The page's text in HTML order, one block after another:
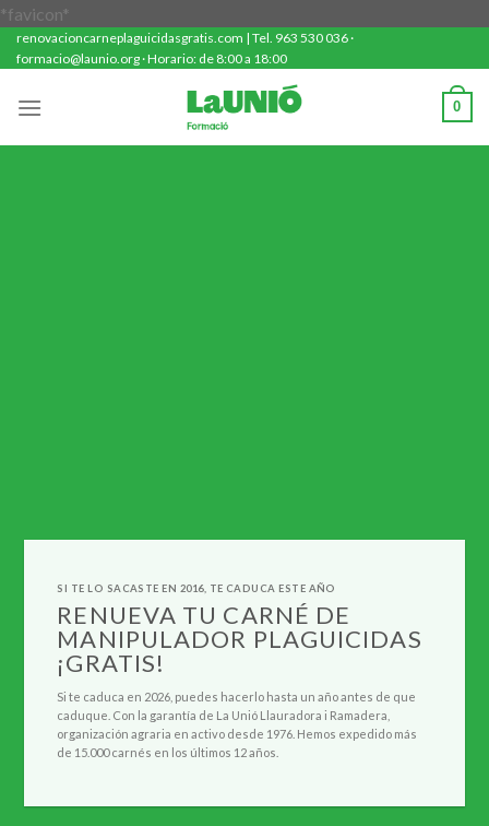
*favicon*
al
contenido
renovacioncarneplaguicidasgratis.com | Tel. 963 530 036 ·
formacio@launio.org · Horario: de 8:00 a 18:00
0
SI TE LO SACASTE EN 2016, TE CADUCA ESTE AÑO
RENUEVA TU CARNÉ DE
MANIPULADOR PLAGUICIDAS
¡GRATIS!
Si te caduca en 2026, puedes hacerlo hasta un año antes de que
caduque. Con la garantía de La Unió Llauradora i Ramadera,
organización agraria en activo desde 1976. Hemos expedido más
de 15.000 carnés en los últimos 12 años.